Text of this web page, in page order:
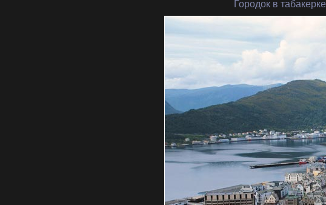
Городок в табакерке